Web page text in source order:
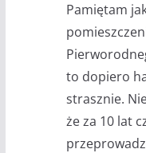
Pamiętam
to dopiero
strasznie.
że za 10 lat